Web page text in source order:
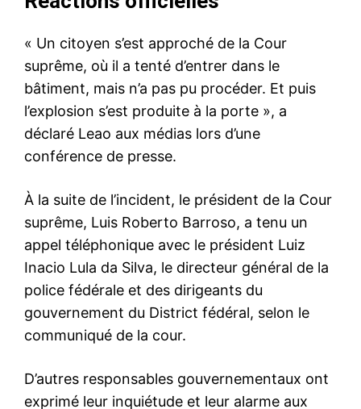
« Un citoyen s’est approché de la Cour
suprême, où il a tenté d’entrer dans le
bâtiment, mais n’a pas pu procéder. Et puis
l’explosion s’est produite à la porte », a
déclaré Leao aux médias lors d’une
conférence de presse.
À la suite de l’incident, le président de la Cour
suprême, Luis Roberto Barroso, a tenu un
appel téléphonique avec le président Luiz
Inacio Lula da Silva, le directeur général de la
police fédérale et des dirigeants du
gouvernement du District fédéral, selon le
communiqué de la cour.
D’autres responsables gouvernementaux ont
exprimé leur inquiétude et leur alarme aux